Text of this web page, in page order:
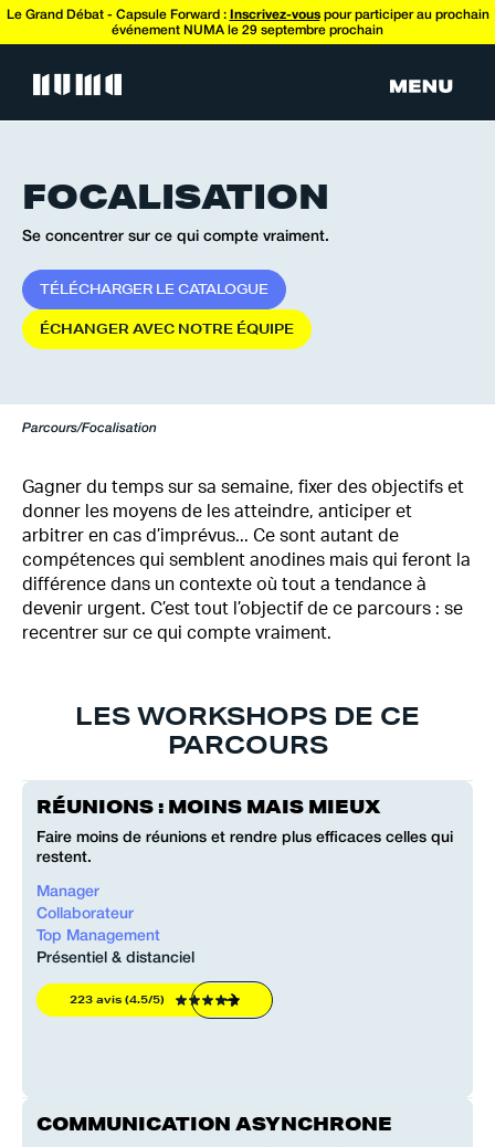
Le Grand Débat - Capsule Forward : Inscrivez-vouspour participer au prochain
événement NUMA le 29 septembre prochain
FOCALISATION
Se concentrer sur ce qui compte vraiment.
TÉLÉCHARGER LECATALOGUE
ÉCHANGERAVEC NOTRE ÉQUIPE
Parcours/Focalisation
Gagner du temps sur sa semaine, fixer des objectifs et
donner les moyens de les atteindre, anticiper et
arbitrer en cas d’imprévus... Ce sont autant de
compétences qui semblent anodines mais qui feront la
différence dans un contexte où tout a tendance à
devenir urgent. C’est tout l’objectif de ce parcours : se
recentrer sur ce qui compte vraiment.
LES WORKSHOPS DE CE
PARCOURS
RÉUNIONS : MOINS MAIS MIEUX
Faire moins de réunions et rendre plus efficaces celles qui
restent.
Manager
Collaborateur
Top Management
Présentiel & distanciel
223 avis (4.5/5)
COMMUNICATION ASYNCHRONE